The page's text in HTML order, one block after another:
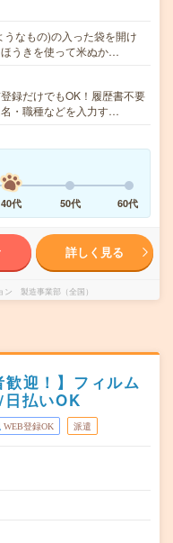
なもの)の入った袋を開け
うきを使って米ぬか…
録だけでもOK！履歴書不要
・職種などを入力す…
40代 50代 60代
詳しく見る
ン 製造事業部（全国）
歓迎！】フィルム
払いOK
WEB登録OK 派遣